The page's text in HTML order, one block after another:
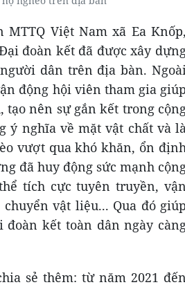
Việt Nam xã Ea Knốp,
đoàn kết đã được xây
dân trên địa bàn.
động hội viên tham gia giúp
tạo nên sự gắn kết trong
ý nghĩa về mặt vật chất và
vượt qua khó khăn, ổn
đã huy động sức mạnh
tích cực tuyên truyền, vận
vật liệu... Qua đó giúp
kết toàn dân ngày
sẻ thêm: từ năm 2021 đến